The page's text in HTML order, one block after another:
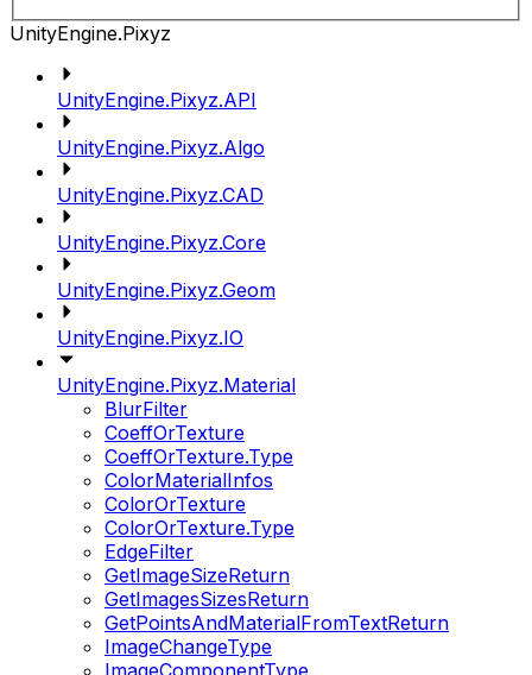
UnityEngine.Pixyz
UnityEngine.Pixyz.API
UnityEngine.Pixyz.Algo
UnityEngine.Pixyz.CAD
UnityEngine.Pixyz.Core
UnityEngine.Pixyz.Geom
UnityEngine.Pixyz.IO
UnityEngine.Pixyz.Material
BlurFilter
CoeffOrTexture
CoeffOrTexture.Type
ColorMaterialInfos
ColorOrTexture
ColorOrTexture.Type
EdgeFilter
GetImageSizeReturn
GetImagesSizesReturn
GetPointsAndMaterialFromTextReturn
ImageChangeType
ImageComponentType